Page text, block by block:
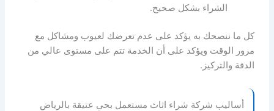
الشراء بشكل صحيح.
كل ما ننصحك به يؤكد على عدم تعرضك لعيوب ومشاكل مع
مرور الوقت ويؤكد على أن الخدمة تتم على مستوى عالي من
الدقة والتركيز.
أساليب شركة شراء اثاث مستعمل بحي عتيقة بالرياض